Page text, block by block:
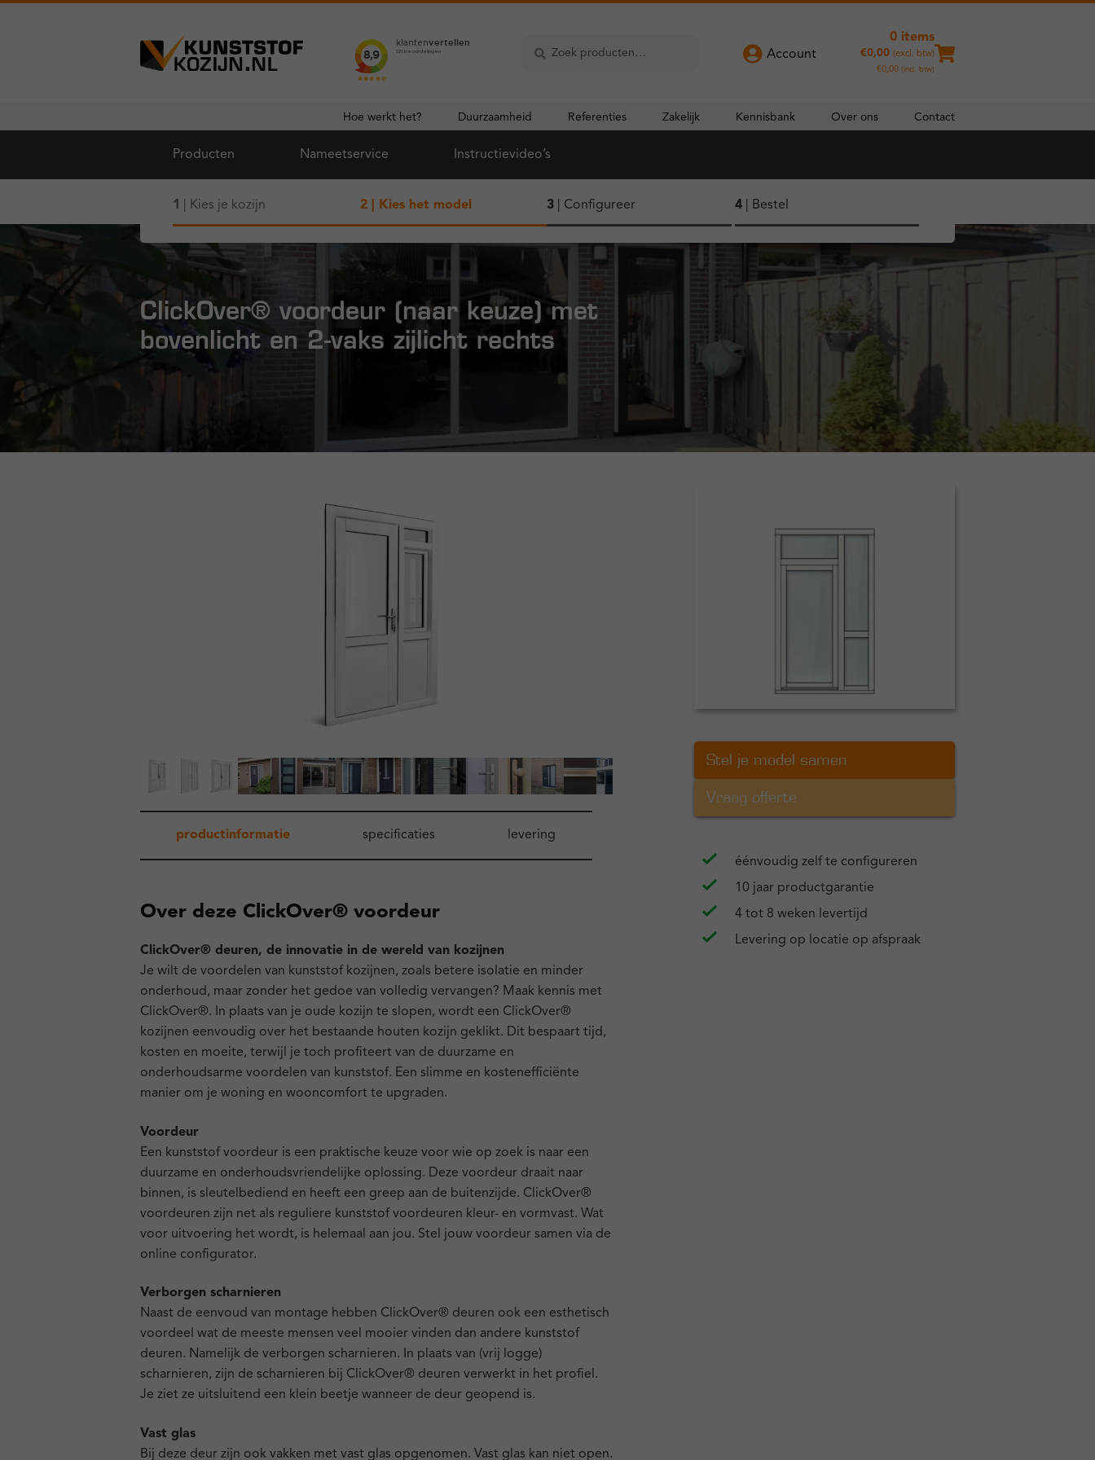
Ga
Ga
naar:
Account
0 items
€0,00 (excl. btw)
€0,00 (incl. btw)
Hoe werkt het? Duurzaamheid Referenties Zakelijk Kennisbank Over ons Contact
Producten Nameetservice Instructievideo’s
1 | Kies je kozijn 2| Kies het model 3 | Configureer 4| Bestel
ClickOver® voordeur (naar keuze) met
bovenlicht en 2-vaks zijlicht rechts
productinformatie specificaties levering
Over deze ClickOver® voordeur
ClickOver® deuren, de innovatie in de wereld van kozijnen
Je wilt de voordelen van kunststof kozijnen, zoals betere isolatie en minder
onderhoud, maar zonder het gedoe van volledig vervangen? Maak kennis met
ClickOver®. In plaats van je oude kozijn te slopen, wordt een ClickOver®
kozijnen eenvoudig over het bestaande houten kozijn geklikt. Dit bespaart tijd,
kosten en moeite, terwijl je toch profiteert van de duurzame en
onderhoudsarme voordelen van kunststof. Een slimme en kostenefficiënte
manier om je woning en wooncomfort te upgraden.
Voordeur
Een kunststof voordeur is een praktische keuze voor wie op zoek is naar een
duurzame en onderhoudsvriendelijke oplossing. Deze voordeur draait naar
binnen, is sleutelbediend en heeft een greep aan de buitenzijde. ClickOver®
voordeuren zijn net als reguliere kunststof voordeuren kleur- en vormvast. Wat
voor uitvoering het wordt, is helemaal aan jou. Stel jouw voordeur samen via de
online configurator.
Verborgen scharnieren
Naast de eenvoud van montage hebben ClickOver® deuren ook een esthetisch
voordeel wat de meeste mensen veel mooier vinden dan andere kunststof
deuren. Namelijk de verborgen scharnieren. In plaats van (vrij logge)
scharnieren, zijn de scharnieren bij ClickOver® deuren verwerkt in het profiel.
Je ziet ze uitsluitend een klein beetje wanneer de deur geopend is.
Vast glas
Bij deze deur zijn ook vakken met vast glas opgenomen. Vast glas kan niet open.
Stel je model samen
Vraag offerte
éénvoudig zelf te configureren
10 jaar productgarantie
4 tot 8 weken levertijd
Levering op locatie op afspraak